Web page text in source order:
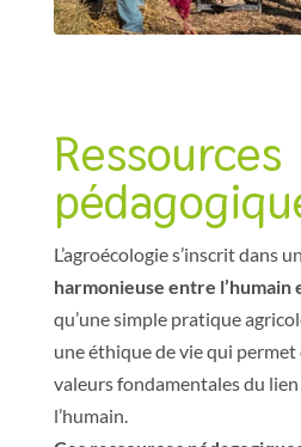
Ressources
L’agroécologie s’inscrit dans
harmonieuse entre l’humain
qu’une simple pratique
une éthique de vie qui
valeurs fondamentales du
l’humain.